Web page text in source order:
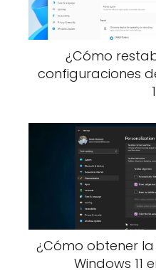
¿Cómo
configuraciones
¿Cómo obtener
Windows 11